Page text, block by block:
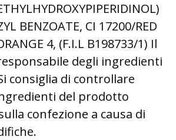
BENZOATE, CI 17200/RED
4, (F.I.L B198733/1) Il
degli ingredienti
consiglia di controllare
del prodotto
confezione a causa di